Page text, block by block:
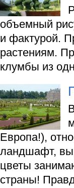
объемный
и фактурой.
растениям.
клумбы из
Европа!),
ландшафт,
цветы
страны!